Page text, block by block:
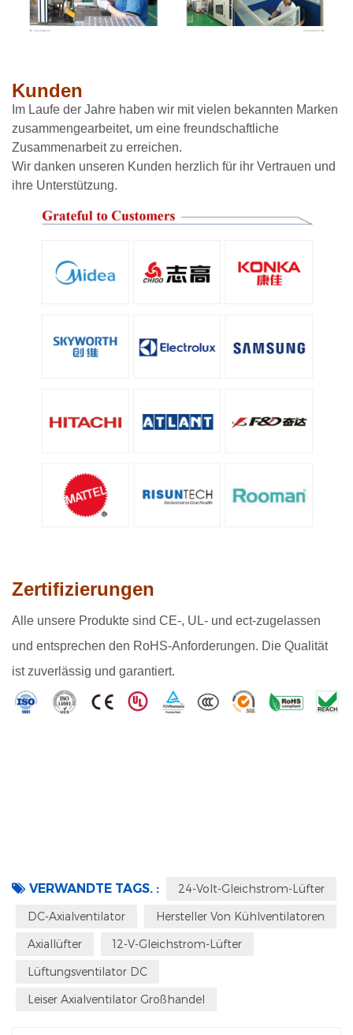
Kunden
Im Laufe der Jahre haben wir mit vielen bekannten Marken
zusammengearbeitet, um eine freundschaftliche
Zusammenarbeit zu erreichen.
Wir danken unseren Kunden herzlich für ihr Vertrauen und
ihre Unterstützung.
Zertifizierungen
Alle unsere Produkte sind CE-, UL- und ect-zugelassen
und entsprechen den RoHS-Anforderungen. Die Qualität
ist zuverlässig und garantiert.
VERWANDTE TAGS. : 24-Volt-Gleichstrom-Lüfter
DC-Axialventilator Hersteller Von Kühlventilatoren
Axiallüfter 12-V-Gleichstrom-Lüfter
Lüftungsventilator DC
Leiser Axialventilator Großhandel